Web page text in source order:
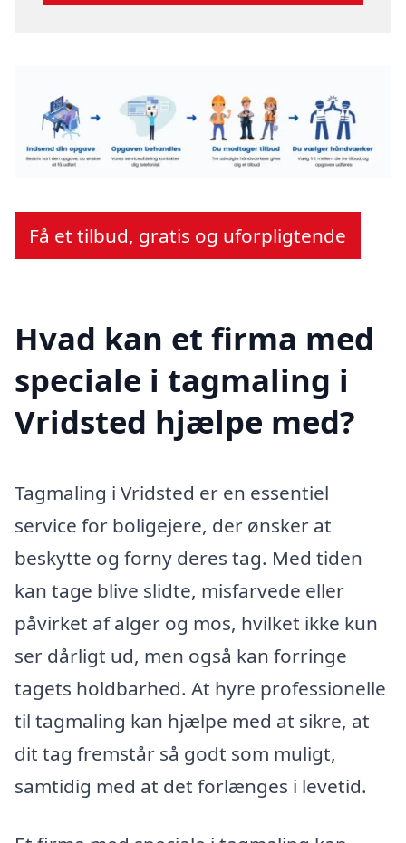
Få et tilbud, gratis og uforpligtende
Hvad kan et firma med
speciale i tagmaling i
Vridsted hjælpe med?
Tagmaling i Vridsted er en essentiel
service for boligejere, der ønsker at
beskytte og forny deres tag. Med tiden
kan tage blive slidte, misfarvede eller
påvirket af alger og mos, hvilket ikke kun
ser dårligt ud, men også kan forringe
tagets holdbarhed. At hyre professionelle
til tagmaling kan hjælpe med at sikre, at
dit tag fremstår så godt som muligt,
samtidig med at det forlænges i levetid.